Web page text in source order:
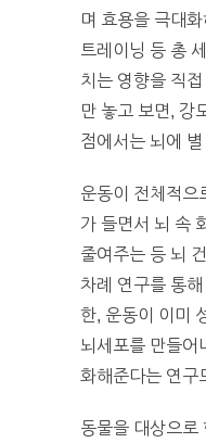
며 효용을 극대
트레이닝 등 총
치는 영향을 직
만 놓고 보면, 강
점에서는 뇌에
운동이 전체적으
가 들면서 뇌 속
줄여주는 등 뇌
차례 연구를 통
한, 운동이 이미
뇌세포를 만들어
화해준다는 연구
동물을 대상으로